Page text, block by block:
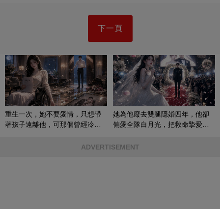
下一頁
重生一次，她不要愛情，只想帶
著孩子遠離他，可那個曾經冷漠
她為他廢去雙腿隱婚四年，他卻
偏愛全隊白月光，把救命摯愛當
ADVERTISEMENT